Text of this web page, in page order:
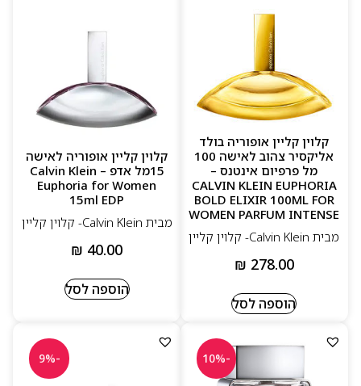
קלוין קליין אופוריה בולד
אליקסיר צהוב לאישה 100
מל פרפיום אינטנס –
CALVIN KLEIN EUPHORIA
BOLD ELIXIR 100ML FOR
WOMEN PARFUM INTENSE
מבית Calvin Klein- קלוין קליין
₪ 278.00
הוספה לסל
קלוין קליין אופוריה לאישה
15מל אדפ – Calvin Klein
Euphoria for Women
15ml EDP
מבית Calvin Klein- קלוין קליין
₪ 40.00
הוספה לסל
-10%
-9%